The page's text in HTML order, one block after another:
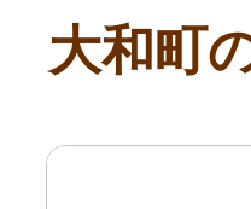
副業・
個人事
大和町